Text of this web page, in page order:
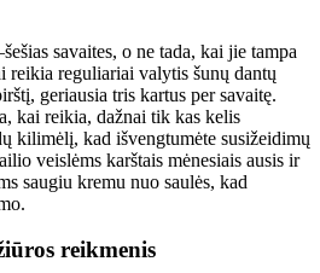
savaites, o ne tada, kai jie tampa
reikia reguliariai valytis šunų dantų
geriausia tris kartus per savaitę.
kai reikia, dažnai tik kas kelis
kilimėlį, kad išvengtumėte susižeidimų
veislėms karštais mėnesiais ausis ir
saugiu kremu nuo saulės, kad
reikmenis